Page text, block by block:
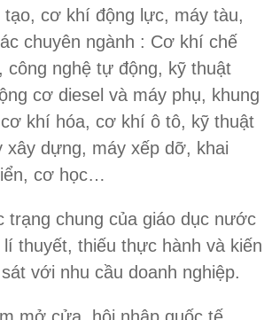
cơ khí động lực, máy tàu,
chuyên ngành : Cơ khí chế
công nghệ tự động, kỹ thuật
cơ diesel và máy phụ, khung
khí hóa, cơ khí ô tô, kỹ thuật
xây dựng, máy xếp dỡ, khai
cơ học…
trạng chung của giáo dục nước
thuyết, thiếu thực hành và kiến
với nhu cầu doanh nghiệp.